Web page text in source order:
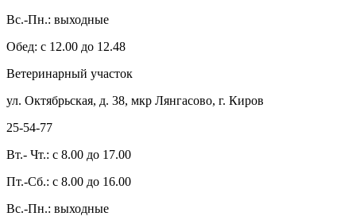
Вс.-Пн.: выходные
Обед: с 12.00 до 12.48
Ветеринарный участок
ул. Октябрьская, д. 38, мкр Лянгасово, г. Киров
25-54-77
Вт.- Чт.: с 8.00 до 17.00
Пт.-Сб.: с 8.00 до 16.00
Вс.-Пн.: выходные